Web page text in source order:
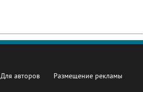
Для авторов Размещение рекламы